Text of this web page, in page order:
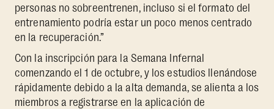
personas no sobreentrenen, incluso si el formato del
entrenamiento podría estar un poco menos centrado
en la recuperación.”
Con la inscripción para la Semana Infernal
comenzando el 1 de octubre, y los estudios llenándose
rápidamente debido a la alta demanda, se alienta a los
miembros a registrarse en la aplicación de